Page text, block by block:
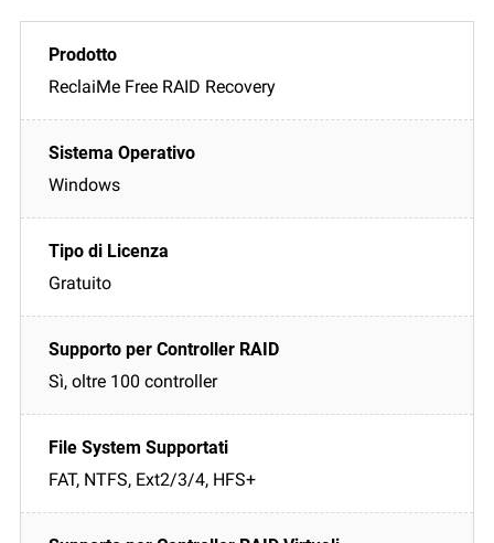
ReclaiMe Free RAID Recovery
Windows
Gratuito
Sì, oltre 100 controller
FAT, NTFS, Ext2/3/4, HFS+